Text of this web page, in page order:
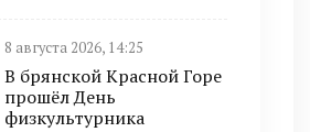
8 августа 2026, 14:25
В брянской Красной Горе
прошёл День
физкультурника